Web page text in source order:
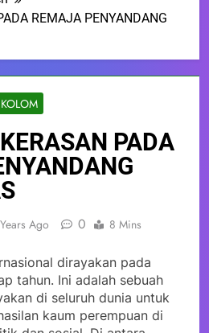
REMAJA PENYANDANG
KOLOM
PADA
Ago 0 8 Mins
dirayakan pada
tahun. Ini adalah sebuah
di seluruh dunia untuk
kaum perempuan di